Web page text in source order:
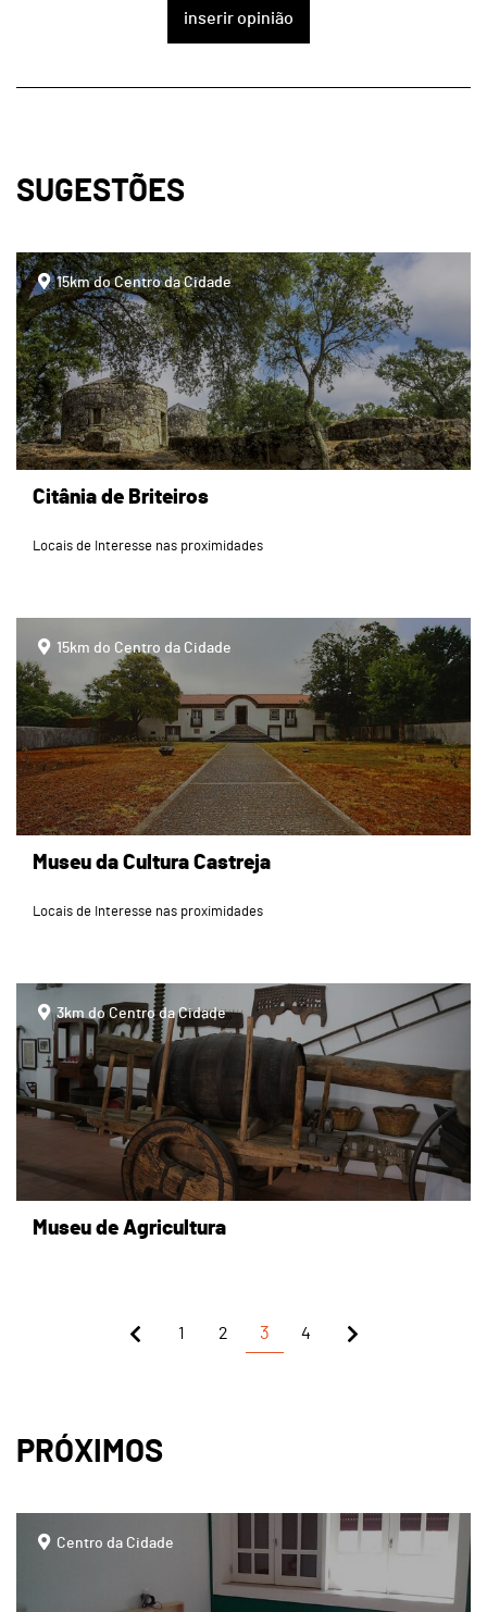
inserir opinião
SUGESTÕES
page
15km do Centro da Cidade
Citânia de Briteiros
Locais de Interesse nas proximidades
15km do Centro da Cidade
Museu da Cultura Castreja
Locais de Interesse nas proximidades
page
3km do Centro da Cidade
Museu de Agricultura
1 2 3 4
PRÓXIMOS
Centro da Cidade